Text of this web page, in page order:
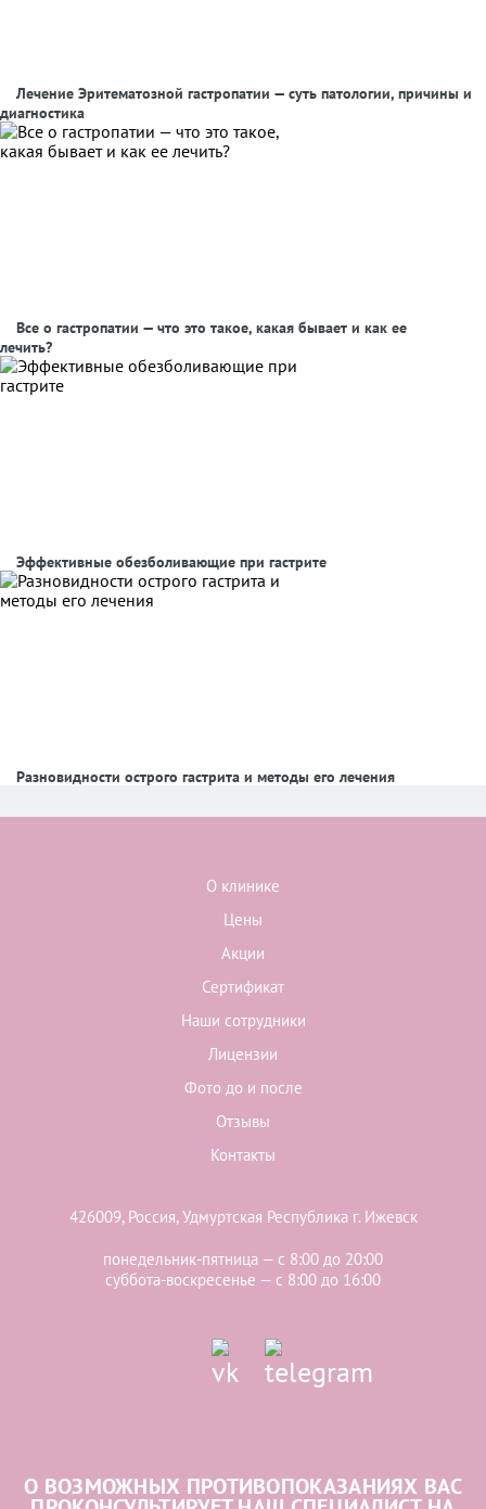
Лечение Эритематозной гастропатии — суть патологии, причины и
диагностика
Все о гастропатии — что это такое, какая бывает и как ее
лечить?
Эффективные обезболивающие при гастрите
Разновидности острого гастрита и методы его лечения
О клинике
Цены
Акции
Сертификат
Наши сотрудники
Лицензии
Фото до и после
Отзывы
Контакты
426009, Россия, Удмуртская Республика г. Ижевск
понедельник-пятница — с 8:00 до 20:00
суббота-воскресенье — с 8:00 до 16:00
О ВОЗМОЖНЫХ ПРОТИВОПОКАЗАНИЯХ ВАС